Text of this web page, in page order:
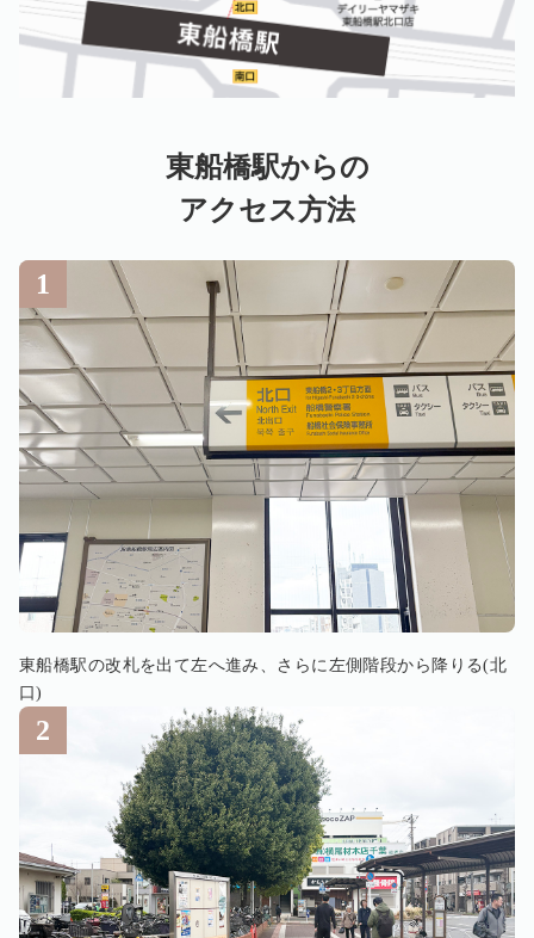
東船橋駅からの
アクセス方法
東船橋駅の改札を出て左へ進み、さらに左側階段から降りる(北
口)